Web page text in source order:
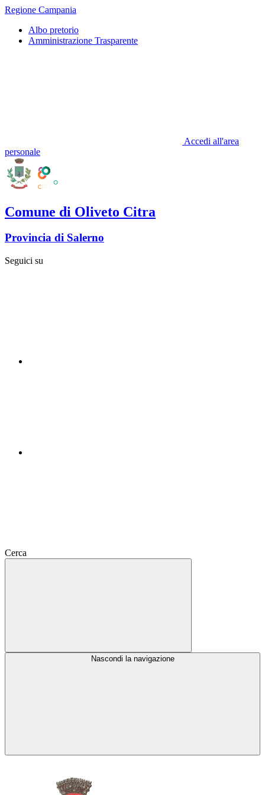
Regione Campania
Albo pretorio
Amministrazione Trasparente
Accedi all'area
personale
Comune di Oliveto Citra
Provincia di Salerno
Seguici su
Cerca
Nascondi la navigazione